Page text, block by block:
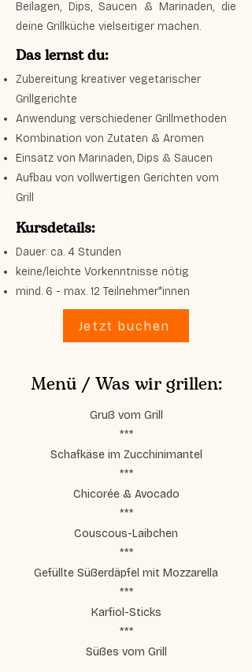
Beilagen, Dips, Saucen & Marinaden, die
deine Grillküche vielseitiger machen.
Das lernst du:
Zubereitung kreativer vegetarischer
Grillgerichte
Anwendung verschiedener Grillmethoden
Kombination von Zutaten & Aromen
Einsatz von Marinaden, Dips & Saucen
Aufbau von vollwertigen Gerichten vom
Grill
Kursdetails:
Dauer: ca. 4 Stunden
keine/leichte Vorkenntnisse nötig
mind. 6 - max. 12 Teilnehmer*innen
Jetzt buchen
Menü / Was wir grillen:
Gruß vom Grill
***
Schafkäse im Zucchinimantel
***
Chicorée & Avocado
***
Couscous-Laibchen
***
Gefüllte Süßerdäpfel mit Mozzarella
***
Karfiol-Sticks
***
Süßes vom Grill